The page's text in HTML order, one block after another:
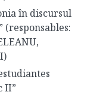
în discursul
II”